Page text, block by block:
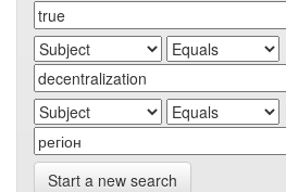
Start a new search